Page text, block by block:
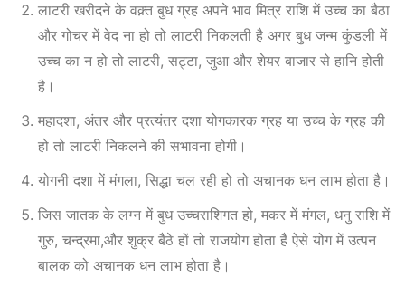
लाटरी खरीदने के वक़्त बुध ग्रह अपने भाव मित्र राशिमें उच्च का बैठा
और गोचर में वेद ना हो तो लाटरी निकलती है अगर बुध जन्म कुंडली में
उच्च का न हो तो लाटरी, सट्टा, जुआ और शेयर बाजार से हानि होती
है।
महादशा, अंतर और प्रत्यंतर दशा योगकारक ग्रह या उच्च के ग्रह की
हो तो लाटरी निकलने की सभावना होगी।
योगनी दशा में मंगला, सिद्धा चल रही हो तो अचानक धन लाभ होता है।
जिस जातक के लग्न में बुध उच्चराशिगत हो, मकर में मंगल, धनु राशि में
गुरु, चन्द्रमा,और शुक्र बैठे हों तो राजयोग होता है ऐसे योग में उत्पन
बालक को अचानक धन लाभ होता है।